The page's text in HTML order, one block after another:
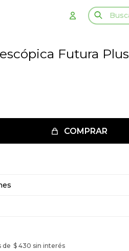
Futura Plus
COMPRAR
de $ 430 sin interés